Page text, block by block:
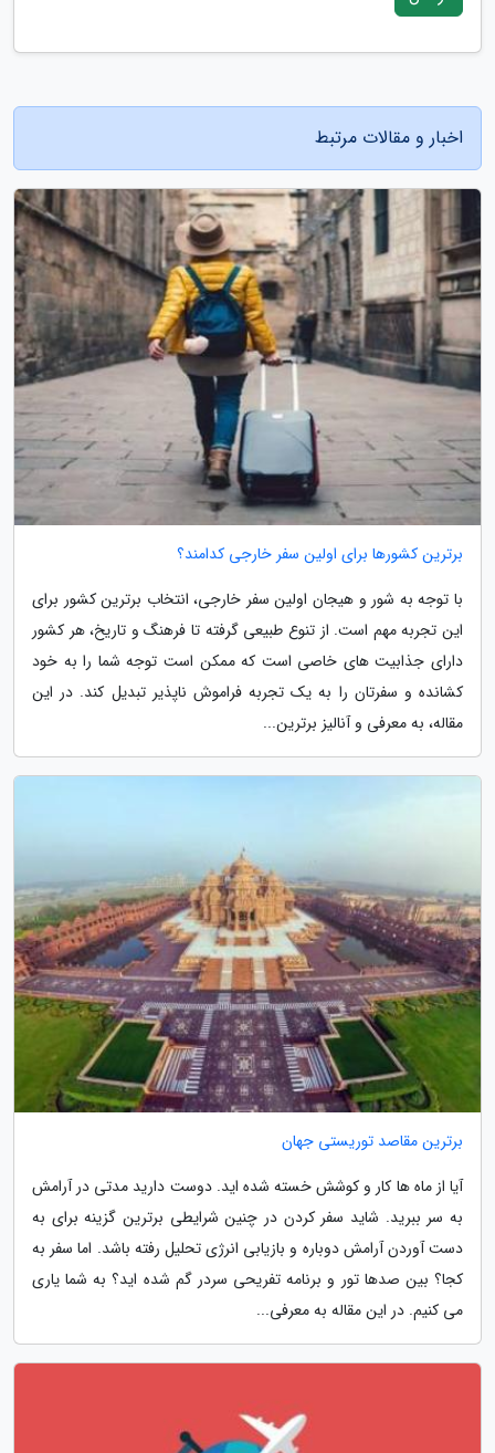
اخبار و مقالات مرتبط
برترین کشورها برای اولین سفر خارجی کدامند؟
با توجه به شور و هیجان اولین سفر خارجی، انتخاب برترین کشور برای
این تجربه مهم است. از تنوع طبیعی گرفته تا فرهنگ و تاریخ، هر کشور
دارای جذابیت های خاصی است که ممکن است توجه شما را به خود
کشانده و سفرتان را به یک تجربه فراموش ناپذیر تبدیل کند. در این
مقاله، به معرفی و آنالیز برترین...
برترین مقاصد توریستی جهان
آیا از ماه ها کار و کوشش خسته شده اید. دوست دارید مدتی در آرامش
به سر ببرید. شاید سفر کردن در چنین شرایطی برترین گزینه برای به
دست آوردن آرامش دوباره و بازیابی انرژی تحلیل رفته باشد. اما سفر به
کجا؟ بین صدها تور و برنامه تفریحی سردر گم شده اید؟ به شما یاری
می کنیم. در این مقاله به معرفی...